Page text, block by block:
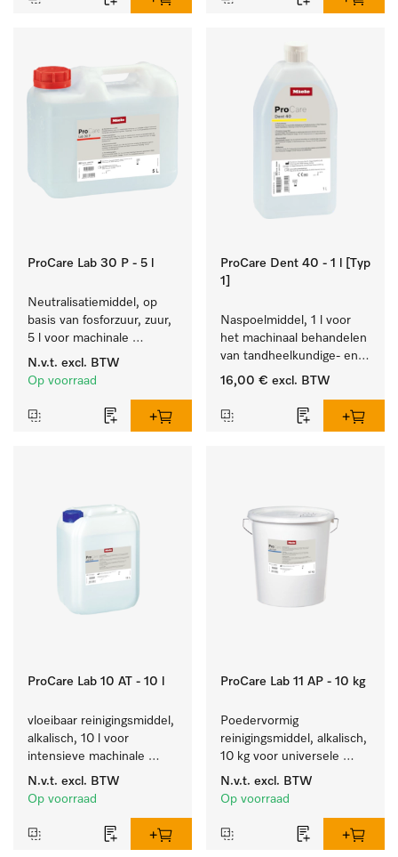
ProCare Lab 30 P - 5 l
Neutralisatiemiddel, op
basis van fosforzuur, zuur,
5 l voor machinale
reiniging van
laboratoriumglaswerk en -
N.v.t. excl. BTW
Op voorraad
ProCare Dent 40 - 1 l [Typ
1]
Naspoelmiddel, 1 l voor
het machinaal behandelen
van tandheelkundige- en
transmissie-instrumenten.
16,00 € excl. BTW
ProCare Lab 10 AT - 10 l
vloeibaar reinigingsmiddel,
alkalisch, 10 l voor
intensieve machinale
reiniging van
laboratoriumglaswerk en -
N.v.t. excl. BTW
Op voorraad
ProCare Lab 11 AP - 10 kg
Poedervormig
reinigingsmiddel, alkalisch,
10 kg voor universele
machinale reiniging van
laboratoriumglaswerk en -
N.v.t. excl. BTW
Op voorraad